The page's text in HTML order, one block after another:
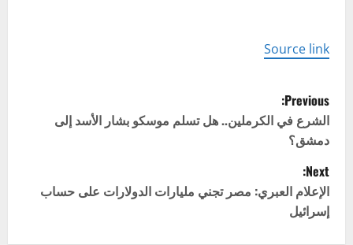
Source link
P
o
s
t
n
Previous:
الشرع في الكرملين.. هل تسلم موسكو بشار الأسد إلى
دمشق؟
Next:
الإعلام العبري: مصر تجني مليارات الدولارات على حساب
إسرائيل